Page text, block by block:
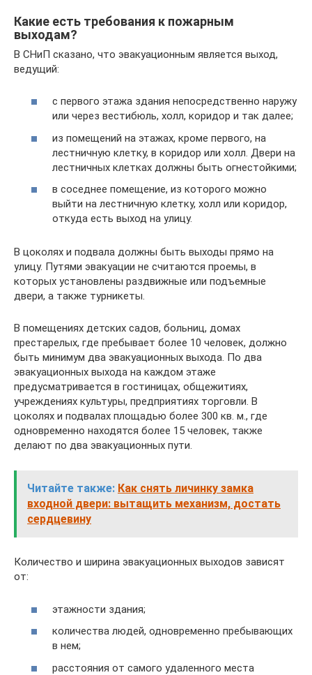
Какие есть требования к пожарным
выходам?
В СНиП сказано, что эвакуационным является выход,
ведущий:
с первого этажа здания непосредственно наружу
или через вестибюль, холл, коридор и так далее;
из помещений на этажах, кроме первого, на
лестничную клетку, в коридор или холл. Двери на
лестничных клетках должны быть огнестойкими;
в соседнее помещение, из которого можно
выйти на лестничную клетку, холл или коридор,
откуда есть выход на улицу.
В цоколях и подвала должны быть выходы прямо на
улицу. Путями эвакуации не считаются проемы, в
которых установлены раздвижные или подъемные
двери, а также турникеты.
В помещениях детских садов, больниц, домах
престарелых, где пребывает более 10 человек, должно
быть минимум два эвакуационных выхода. По два
эвакуационных выхода на каждом этаже
предусматривается в гостиницах, общежитиях,
учреждениях культуры, предприятиях торговли. В
цоколях и подвалах площадью более 300 кв. м., где
одновременно находятся более 15 человек, также
делают по два эвакуационных пути.
Читайте также: Как снять личинку замка
входной двери: вытащить механизм, достать
сердцевину
Количество и ширина эвакуационных выходов зависят
от:
этажности здания;
количества людей, одновременно пребывающих
в нем;
расстояния от самого удаленного места